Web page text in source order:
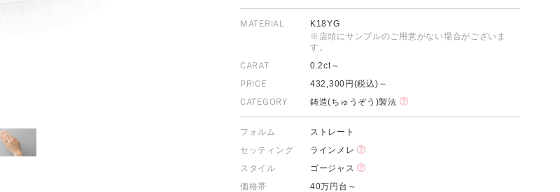
MATERIAL
K18YG
※店頭にサンプルのご用意がない場合がございま
す。
CARAT
0.2ct～
PRICE
432,300円(税込)～
CATEGORY
鋳造(ちゅうぞう)製法
フォルム
ストレート
セッティング
ラインメレ
スタイル
ゴージャス
価格帯
40万円台～